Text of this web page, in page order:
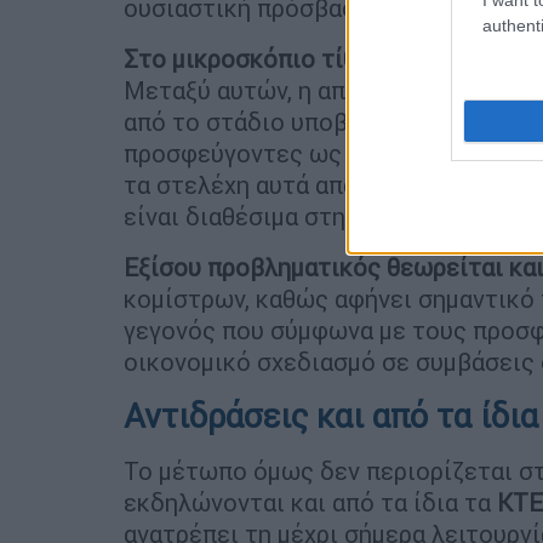
ουσιαστική πρόσβαση νέων παικτών
Στο μικροσκόπιο τίθενται
Μεταξύ αυτών, η απαίτηση για
από το στάδιο υποβολής προσφορών,
προσφεύγοντες ως «φίλτρο»
τα στελέχη αυτά απασχολούνται ήδη
είναι διαθέσιμα στην αγορά.
Εξίσου προβληματικός θεωρείται
κομίστρων, καθώς αφήνει
γεγονός που σύμφωνα με τους
οικονομικό σχεδιασμό σε
Αντιδράσεις και από τα
Το μέτωπο όμως δεν περιορίζεται
εκδηλώνονται και από τα ίδια τα
ανατρέπει τη μέχρι σήμερα